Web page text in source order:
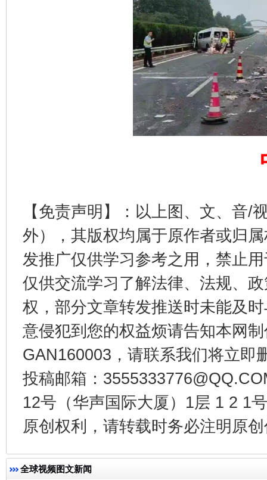
【免责声明】：以上图、文、音/
外），其版权均属于原作者或归
发推广仅供学习参考之用，禁止
仅供交流学习了解法律、法规、
权，部分文章转发推送时未能及
意侵犯到您的权益烦请告知本网
GAN160003，请联系我们将立即
投稿邮箱：
12号（华声国际大厦）1层 1 2 1
原创权利，请转载时务必注明原
全球视频图文新闻
揭开“小金库”的免责幌子
受贿1.44亿！段成刚被判无期